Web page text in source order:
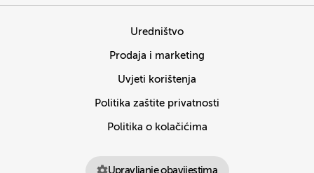
Uredništvo
Prodaja i marketing
Uvjeti korištenja
Politika zaštite privatnosti
Politika o kolačićima
Upravljanje obavijestima